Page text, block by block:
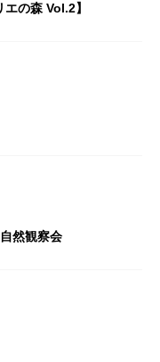
の森 Vol.2】
然観察会